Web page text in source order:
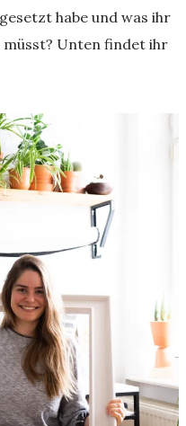
habe und was ihr
Unten findet ihr